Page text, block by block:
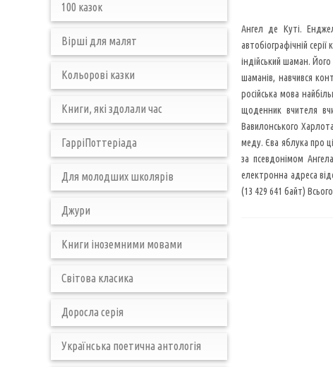
Ангел де Куті.
автобіографічній
індійський шаман.
шаманів, навчився
російська мова
щоденник вчителя
Вавилонського
меду. Єва яблука про
за псевдонімом
електронна адреса
(13 429 641 байт)
100 казок
Вірші для малят
Кольорові казки
Книги, які здолали час
ГарріПоттеріада
Для молодших школярів
Джури
Книги іноземними мовами
Світова класика
Доросла серія
Українська поетична антологія